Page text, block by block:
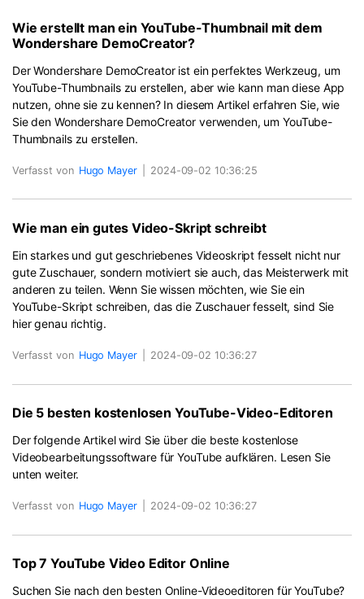
Wie erstellt man ein YouTube-Thumbnail mit dem
Wondershare DemoCreator?
Der Wondershare DemoCreator ist ein perfektes Werkzeug, um
YouTube-Thumbnails zu erstellen, aber wie kann man diese App
nutzen, ohne sie zu kennen? In diesem Artikel erfahren Sie, wie
Sie den Wondershare DemoCreator verwenden, um YouTube-
Thumbnails zu erstellen.
Verfasst von Hugo Mayer 2024-09-02 10:36:25
Wie man ein gutes Video-Skript schreibt
Ein starkes und gut geschriebenes Videoskript fesselt nicht nur
gute Zuschauer, sondern motiviert sie auch, das Meisterwerk mit
anderen zu teilen. Wenn Sie wissen möchten, wie Sie ein
YouTube-Skript schreiben, das die Zuschauer fesselt, sind Sie
hier genau richtig.
Verfasst von Hugo Mayer 2024-09-02 10:36:27
Die 5 besten kostenlosen YouTube-Video-Editoren
Der folgende Artikel wird Sie über die beste kostenlose
Videobearbeitungssoftware für YouTube aufklären. Lesen Sie
unten weiter.
Verfasst von Hugo Mayer 2024-09-02 10:36:27
Top 7 YouTube Video Editor Online
Suchen Sie nach den besten Online-Videoeditoren für YouTube?